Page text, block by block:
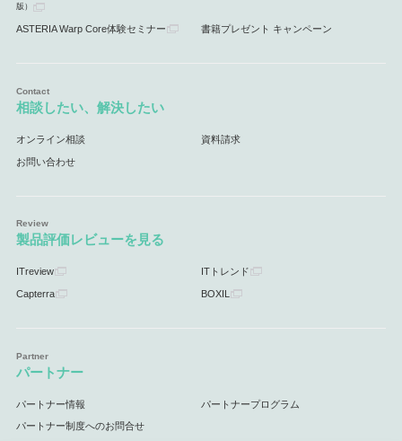
版）
ASTERIA Warp Core体験セミナー 書籍プレゼント キャンペーン
相談したい、解決したい
オンライン相談 資料請求
お問い合わせ
製品評価レビューを見る
ITreview ITトレンド
Capterra BOXIL
パートナー
パートナー情報 パートナープログラム
パートナー制度へのお問合せ